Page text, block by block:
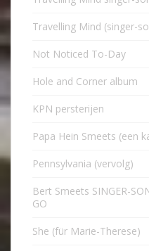
Travelling Mind (singer-
Not Noticed To-Day
Hole and Corner album
KPN persterijen
Papa Hein Smeets (een
Pennsylvania (vervolg)
Bert Smeets SINGER-
GO
She (für Marie-Therese)